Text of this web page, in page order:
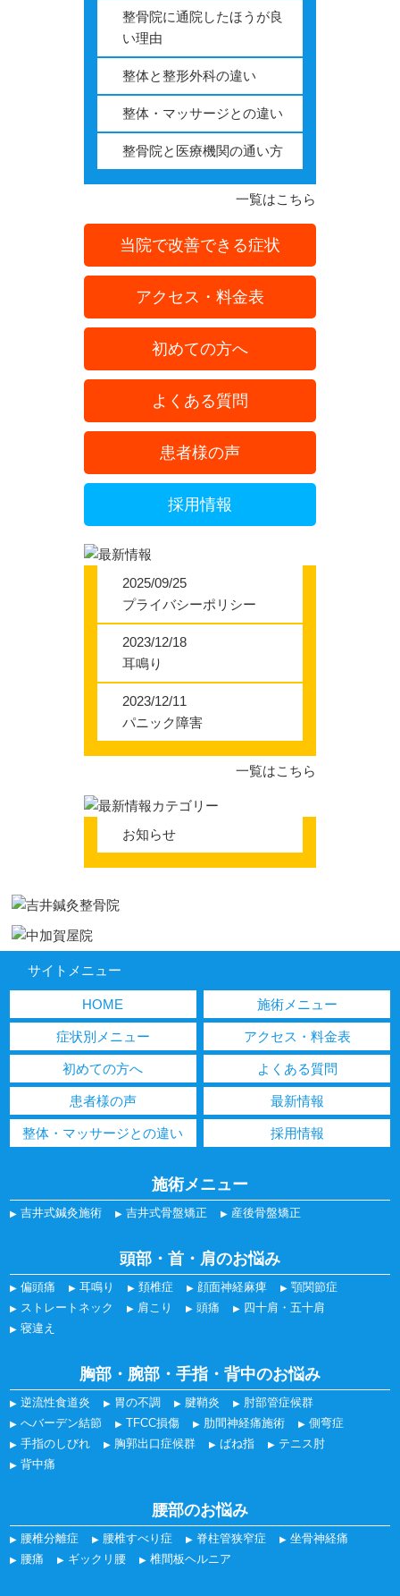
整骨院に通院したほうが良
い理由
整体と整形外科の違い
整体・マッサージとの違い
整骨院と医療機関の通い方
一覧はこちら
当院で改善できる症状
アクセス・料金表
初めての方へ
よくある質問
患者様の声
採用情報
2025/09/25
プライバシーポリシー
2023/12/18
耳鳴り
2023/12/11
パニック障害
一覧はこちら
お知らせ
サイトメニュー
HOME 施術メニュー
症状別メニュー アクセス・料金表
初めての方へ よくある質問
患者様の声 最新情報
整体・マッサージとの違い 採用情報
施術メニュー
吉井式鍼灸施術 吉井式骨盤矯正 産後骨盤矯正
頭部・首・肩のお悩み
偏頭痛 耳鳴り 頚椎症 顔面神経麻痺
顎関節症
ストレートネック
肩こり 頭痛
四十肩・五十肩
寝違え
胸部・腕部・手指・背中のお悩み
逆流性食道炎 胃の不調 腱鞘炎
肘部管症候群
へバーデン結節
TFCC損傷 肋間神経痛施術
側弯症
手指のしびれ
胸郭出口症候群 ばね指
テニス肘
背中痛
腰部のお悩み
腰椎分離症 腰椎すべり症 脊柱管狭窄症
坐骨神経痛
腰痛
ギックリ腰 椎間板ヘルニア